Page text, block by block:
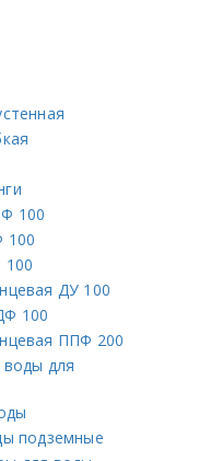
100
100
ДУ 100
100
ППФ 200
воды для
подземные